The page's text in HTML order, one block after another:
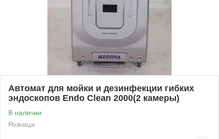
Автомат для мойки и дезинфекции гибких
эндоскопов Endo Clean 2000(2 камеры)
В наличии
Розница